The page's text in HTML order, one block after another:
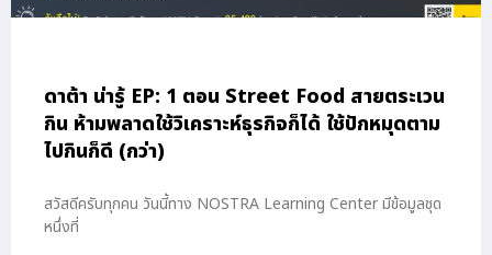
ดาต้า น่ารู้ EP: 1 ตอน Street Food สายตระเวน
กิน ห้ามพลาดใช้วิเคราะห์ธุรกิจก็ได้ ใช้ปักหมุดตาม
ไปกินก็ดี (กว่า)
สวัสดีครับทุกคน วันนี้ทาง NOSTRA Learning Center มีข้อมูลชุด
หนึ่งที่